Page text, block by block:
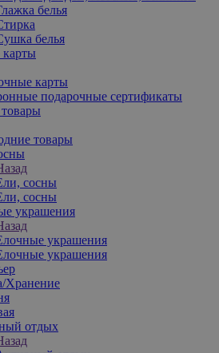
белья
белья
карты
подарочные сертификаты
товары
сосны
сосны
украшения
украшения
украшения
Хранение
отдых